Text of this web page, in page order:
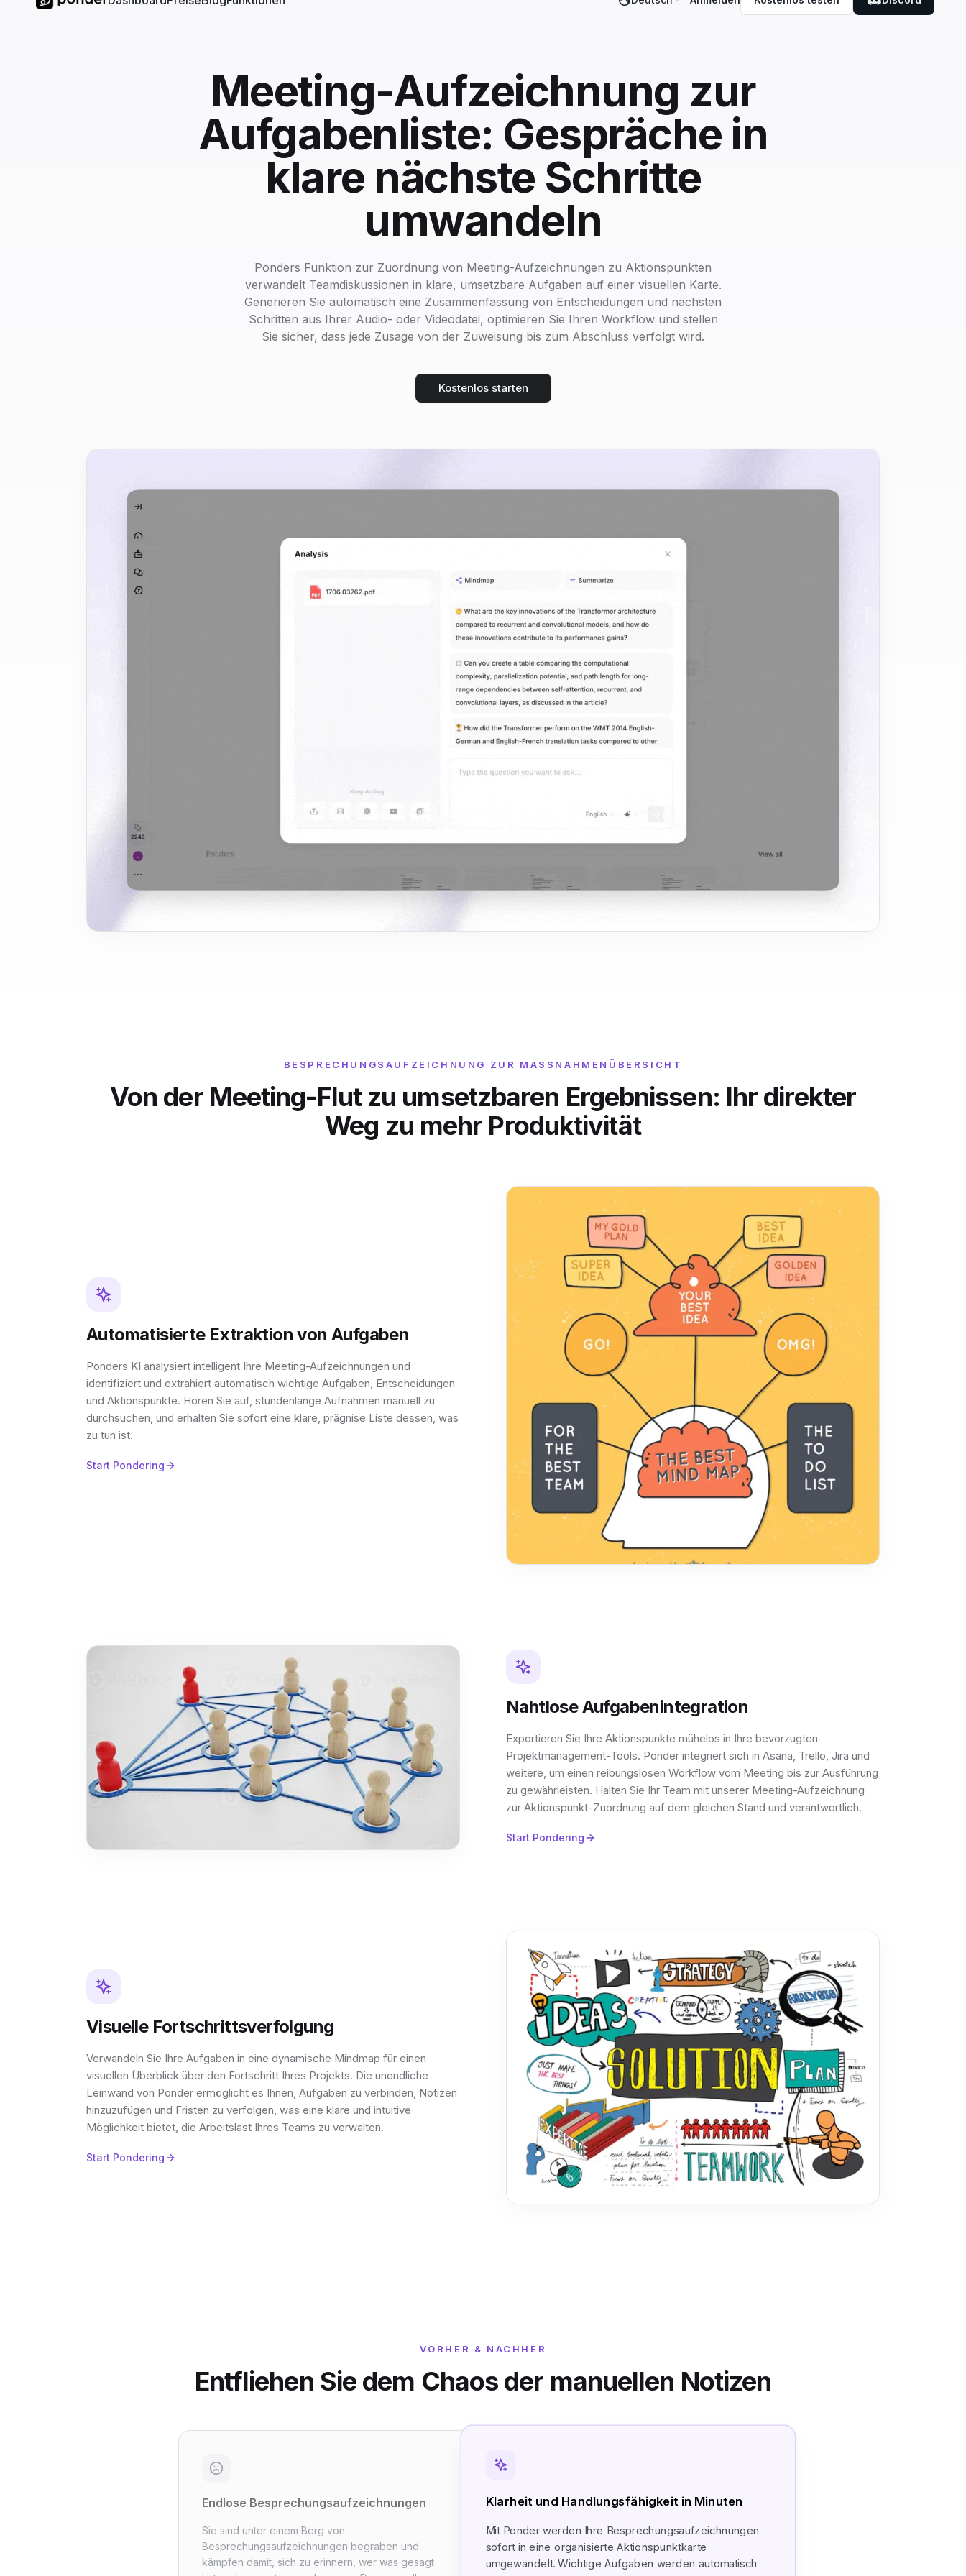
Meeting-Aufzeichnung zur
Aufgabenliste: Gespräche in
klare nächste Schritte
umwandeln
Ponders Funktion zur Zuordnung von Meeting-Aufzeichnungen zu Aktionspunkten
verwandelt Teamdiskussionen in klare, umsetzbare Aufgaben auf einer visuellen Karte.
Generieren Sie automatisch eine Zusammenfassung von Entscheidungen und nächsten
Schritten aus Ihrer Audio- oder Videodatei, optimieren Sie Ihren Workflow und stellen
Sie sicher, dass jede Zusage von der Zuweisung bis zum Abschluss verfolgt wird.
Kostenlos starten
BESPRECHUNGSAUFZEICHNUNG ZUR MASSNAHMENÜBERSICHT
Von der Meeting-Flut zu umsetzbaren Ergebnissen: Ihr direkter
Weg zu mehr Produktivität
Automatisierte Extraktion von Aufgaben
Ponders KI analysiert intelligent Ihre Meeting-Aufzeichnungen und
identifiziert und extrahiert automatisch wichtige Aufgaben, Entscheidungen
und Aktionspunkte. Hören Sie auf, stundenlange Aufnahmen manuell zu
durchsuchen, und erhalten Sie sofort eine klare, prägnise Liste dessen, was
zu tun ist.
Start Pondering
Nahtlose Aufgabenintegration
Exportieren Sie Ihre Aktionspunkte mühelos in Ihre bevorzugten
Projektmanagement-Tools. Ponder integriert sich in Asana, Trello, Jira und
weitere, um einen reibungslosen Workflow vom Meeting bis zur Ausführung
zu gewährleisten. Halten Sie Ihr Team mit unserer Meeting-Aufzeichnung
zur Aktionspunkt-Zuordnung auf dem gleichen Stand und verantwortlich.
Start Pondering
Visuelle Fortschrittsverfolgung
Verwandeln Sie Ihre Aufgaben in eine dynamische Mindmap für einen
visuellen Überblick über den Fortschritt Ihres Projekts. Die unendliche
Leinwand von Ponder ermöglicht es Ihnen, Aufgaben zu verbinden, Notizen
hinzuzufügen und Fristen zu verfolgen, was eine klare und intuitive
Möglichkeit bietet, die Arbeitslast Ihres Teams zu verwalten.
Start Pondering
VORHER & NACHHER
Entfliehen Sie dem Chaos der manuellen Notizen
Endlose Besprechungsaufzeichnungen
Sie sind unter einem Berg von
Besprechungsaufzeichnungen begraben und
kämpfen damit, sich zu erinnern, wer was gesagt
Klarheit und Handlungsfähigkeit in Minuten
Mit Ponder werden Ihre Besprechungsaufzeichnungen
sofort in eine organisierte Aktionspunktkarte
umgewandelt. Wichtige Aufgaben werden automatisch